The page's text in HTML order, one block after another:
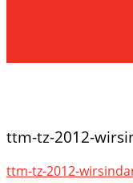
ttm-tz-2012-
ttm-tz-2012-